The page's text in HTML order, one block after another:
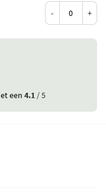
- +
een4.1 / 5